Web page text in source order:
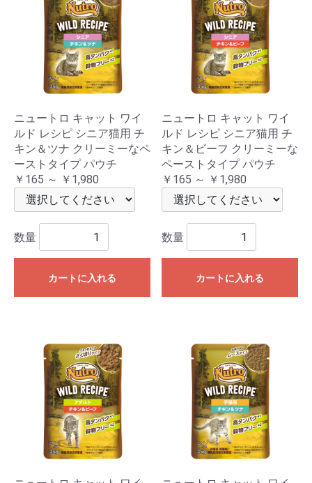
ニュートロ キャット ワイ
ルド レシピ シニア猫用 チ
キン＆ツナ クリーミーなペ
ーストタイプ パウチ
￥165 ～ ￥1,980
数量
カートに入れる
ニュートロ キャット ワイ
ルド レシピ シニア猫用 チ
キン＆ビーフ クリーミーな
ペーストタイプ パウチ
￥165 ～ ￥1,980
数量
カートに入れる